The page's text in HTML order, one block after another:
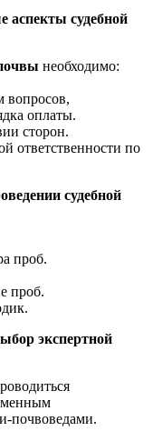
аспекты судебной
необходимо:
вопросов,
оплаты.
сторон.
ответственности по
судебной
проб.
проб.
экспертной
почвоведами.